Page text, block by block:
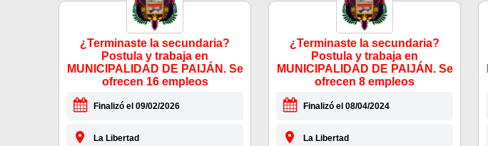
¿Terminaste la secundaria?
Postula y trabaja en
MUNICIPALIDAD DE PAIJÁN. Se
ofrecen 16 empleos
Finalizó el 09/02/2026
La Libertad
¿Terminaste la secundaria?
Postula y trabaja en
MUNICIPALIDAD DE PAIJÁN. Se
ofrecen 8 empleos
Finalizó el 08/04/2024
La Libertad